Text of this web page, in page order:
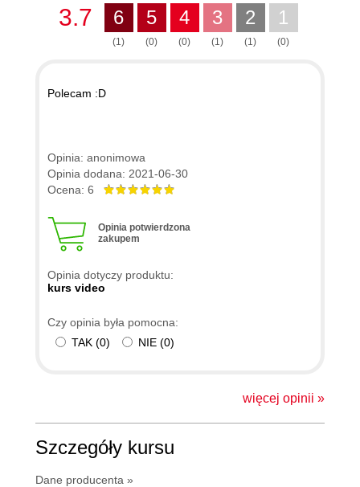
3.7 6
(1)
5
(0)
4
(0)
3
(1)
2
(1)
1
(0)
Polecam :D
Opinia: anonimowa
Opinia dodana: 2021-06-30
Ocena: 6
Opinia potwierdzona
zakupem
Opinia dotyczy produktu:
kurs video
Czy opinia była pomocna:
TAK (0) NIE (0)
więcej opinii »
Szczegóły kursu
Dane producenta »